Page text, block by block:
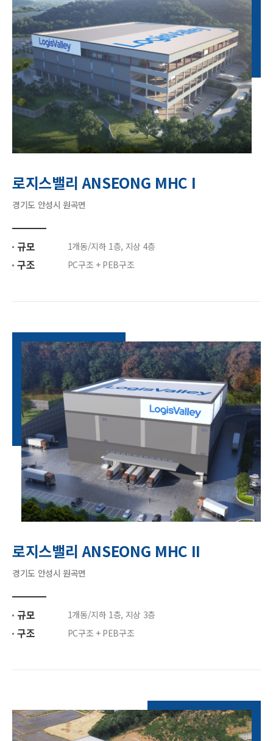
로지스밸리 ANSEONG MHC I
경기도 안성시 원곡면
규모 1개동/지하 1층, 지상 4층
구조 PC구조 + PEB구조
로지스밸리 ANSEONG MHC II
경기도 안성시 원곡면
규모 1개동/지하 1층, 지상 3층
구조 PC구조 + PEB구조